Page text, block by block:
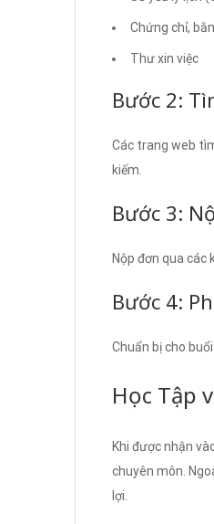
Chứng chỉ,
Thư xin việc
Bước 2:
Các trang web
kiếm.
Bước 3:
Nộp đơn qua các
Bước 4:
Chuẩn bị cho
Học Tập
Khi được nhận
chuyên môn.
lợi.